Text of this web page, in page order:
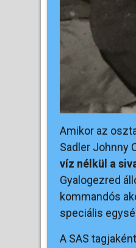
Amikor az
Sadler Johnny
víz nélkül a
Gyalogezred
kommandós
speciális
A SAS